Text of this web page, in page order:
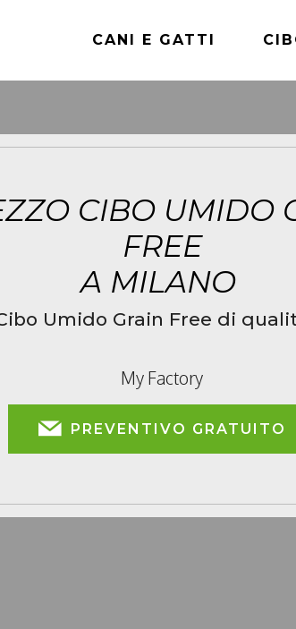
CANI E GATTI
CIBO UMIDO
FREE
A MILANO
Umido Grain Free di
My Factory
PREVENTIVO GRATUITO